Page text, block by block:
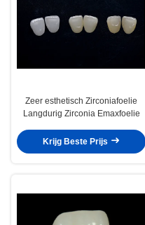
Zeer esthetisch Zirconiafoelie
Langdurig Zirconia Emaxfoelie
Krijg Beste Prijs